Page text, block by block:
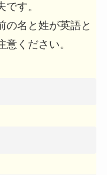
す。
の名と姓が英語と
意ください。